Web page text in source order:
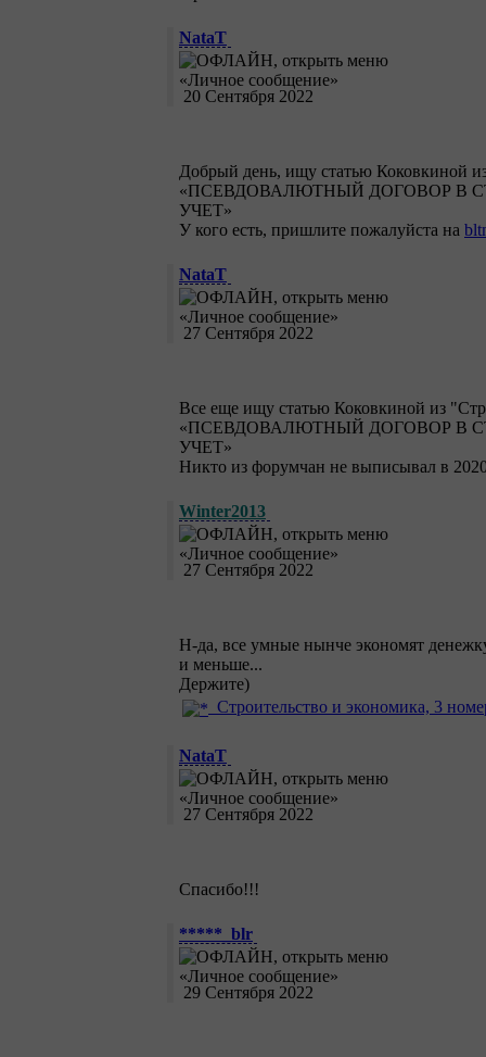
NataT
20 Сентября 2022
Добрый день, ищу статью Коковкиной
«ПСЕВДОВАЛЮТНЫЙ ДОГОВОР В
УЧЕТ»
У кого есть, пришлите пожалуйста на
NataT
27 Сентября 2022
Все еще ищу статью Коковкиной из
«ПСЕВДОВАЛЮТНЫЙ ДОГОВОР В
УЧЕТ»
Никто из форумчан не выписывал в
Winter2013
27 Сентября 2022
Н-да, все умные нынче экономят
и меньше...
Держите)
Строительство и экономика, 3
NataT
27 Сентября 2022
Спасибо!!!
*****_blr
29 Сентября 2022